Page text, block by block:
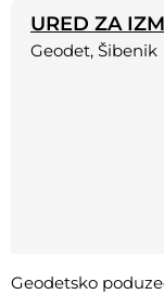
URED ZA
Geodet, Šibenik
Geodetsko